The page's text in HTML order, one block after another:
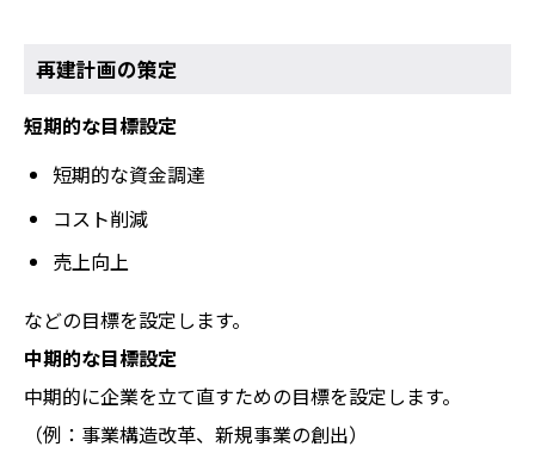
再建計画の策定
短期的な目標設定
短期的な資金調達
コスト削減
売上向上
などの目標を設定します。
中期的な目標設定
中期的に企業を立て直すための目標を設定します。
（例：事業構造改革、新規事業の創出）